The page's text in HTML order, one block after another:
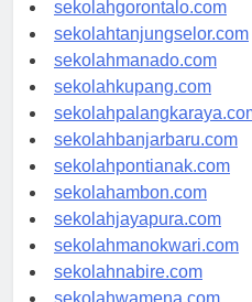
sekolahgorontalo.com
sekolahtanjungselor.com
sekolahmanado.com
sekolahkupang.com
sekolahpalangkaraya.com
sekolahbanjarbaru.com
sekolahpontianak.com
sekolahambon.com
sekolahjayapura.com
sekolahmanokwari.com
sekolahnabire.com